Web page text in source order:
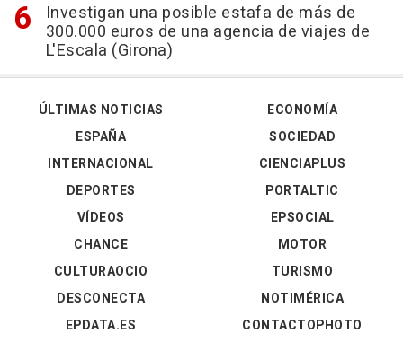
Investigan una posible estafa de más de
300.000 euros de una agencia de viajes de
L'Escala (Girona)
ÚLTIMAS NOTICIAS
ESPAÑA
INTERNACIONAL
DEPORTES
VÍDEOS
ECONOMÍA
SOCIEDAD
CIENCIAPLUS
PORTALTIC
EPSOCIAL
CHANCE
CULTURAOCIO
DESCONECTA
EPDATA.ES
MOTOR
TURISMO
NOTIMÉRICA
CONTACTOPHOTO